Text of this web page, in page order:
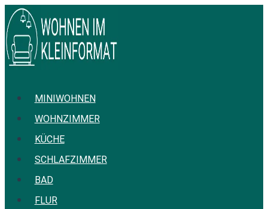
Zum
Inhalt
springen
MINIWOHNEN
WOHNZIMMER
KÜCHE
SCHLAFZIMMER
BAD
FLUR